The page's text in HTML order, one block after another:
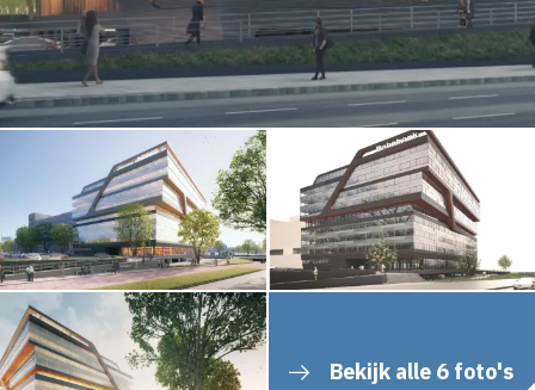
Bekijk alle 6 foto's